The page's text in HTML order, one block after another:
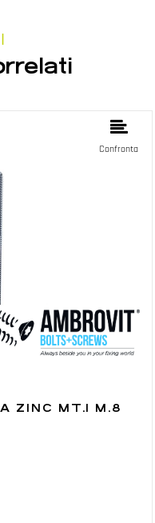
Confronta
ZINC MT.1 M.8